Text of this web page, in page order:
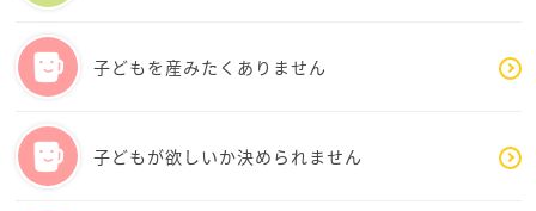
人と同じようにしないといけないなんてないので、外
野は気にしないで旦那さまとお二人で考えればOKで
みたけどダメだったという事にしたいとか考えてしま
うのは、KOKOさんの身体に心にダメージを与えるの
子どもを産みたくありません
子どもが欲しいか決められません